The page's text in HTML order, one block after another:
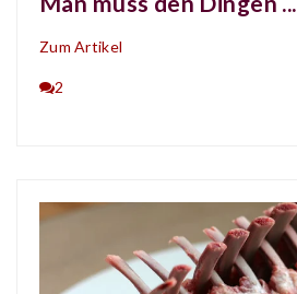
Zum Artikel
2